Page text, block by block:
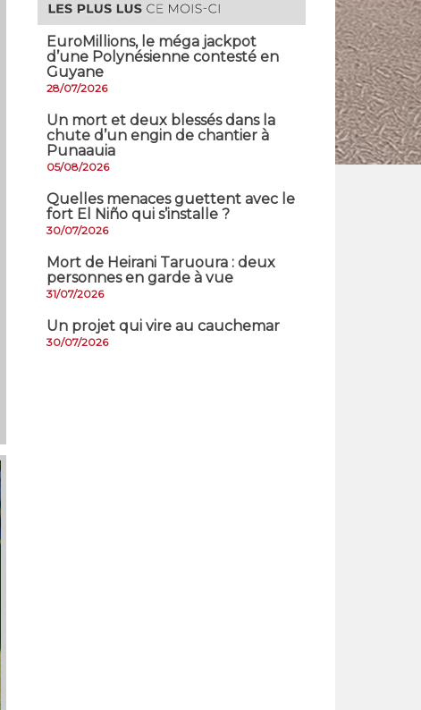
EuroMillions, ​le méga jackpot
d’une Polynésienne contesté en
Guyane
28/07/2026
​Un mort et deux blessés dans la
chute d’un engin de chantier à
Punaauia
05/08/2026
Quelles menaces guettent avec le
fort El Niño qui s’installe ?
30/07/2026
Mort de Heirani Taruoura : deux
personnes en garde à vue
31/07/2026
Un projet qui vire au cauchemar
30/07/2026